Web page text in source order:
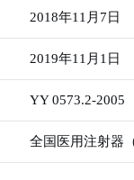
2018年11月7日
2019年11月1日
YY 0573.2-2005
全国医用注射器